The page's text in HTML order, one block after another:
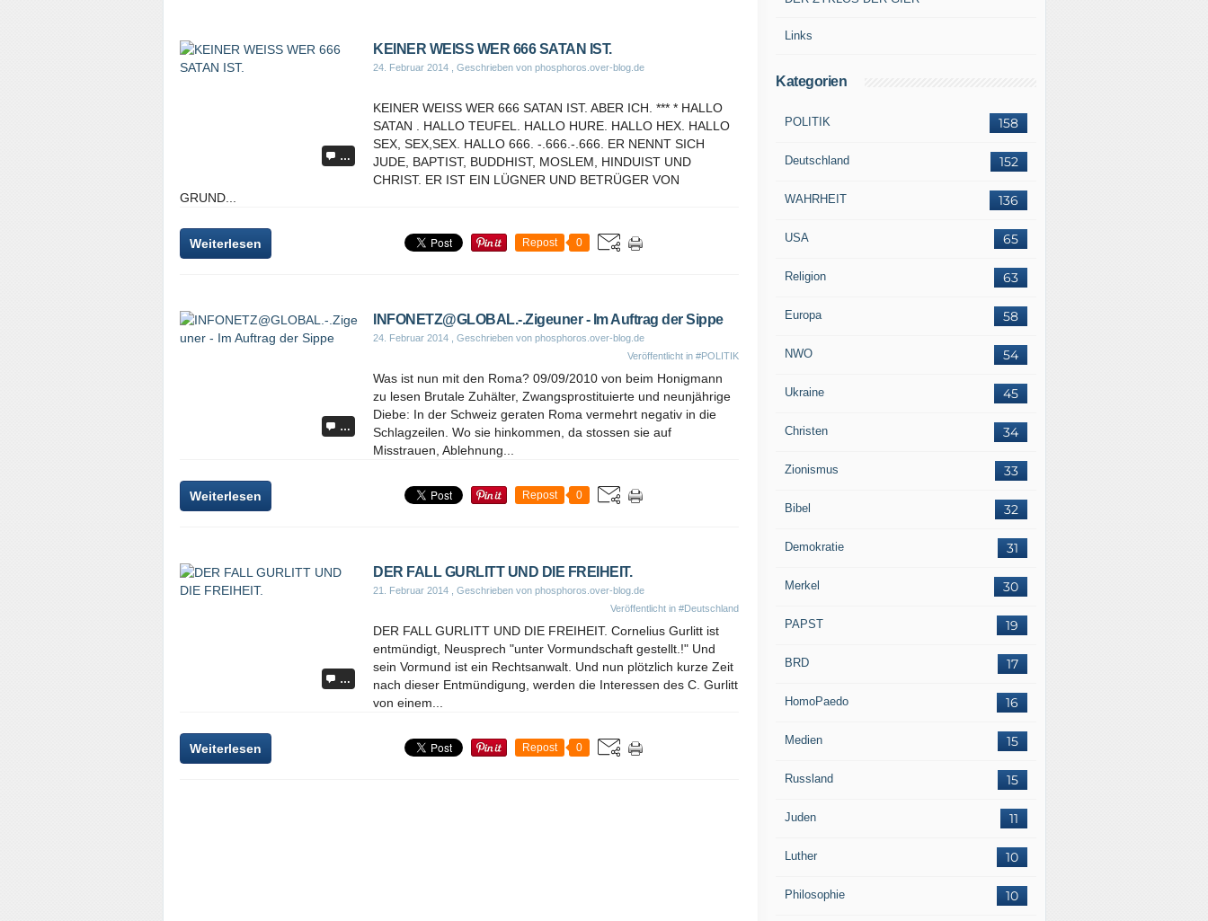
…
KEINER WEISS WER 666 SATAN IST.
24. Februar 2014 , Geschrieben von phosphoros.over-blog.de
KEINER WEISS WER 666 SATAN IST. ABER ICH. *** * HALLO
SATAN . HALLO TEUFEL. HALLO HURE. HALLO HEX. HALLO
SEX, SEX,SEX. HALLO 666. -.666.-.666. ER NENNT SICH
JUDE, BAPTIST, BUDDHIST, MOSLEM, HINDUIST UND
CHRIST. ER IST EIN LÜGNER UND BETRÜGER VON
GRUND...
Weiterlesen Repost 0
…
INFONETZ@GLOBAL.-.Zigeuner - Im Auftrag der Sippe
24. Februar 2014 , Geschrieben von phosphoros.over-blog.de
Veröffentlicht in #POLITIK
Was ist nun mit den Roma? 09/09/2010 von beim Honigmann
zu lesen Brutale Zuhälter, Zwangsprostituierte und neunjährige
Diebe: In der Schweiz geraten Roma vermehrt negativ in die
Schlagzeilen. Wo sie hinkommen, da stossen sie auf
Misstrauen, Ablehnung...
Weiterlesen Repost 0
…
DER FALL GURLITT UND DIE FREIHEIT.
21. Februar 2014 , Geschrieben von phosphoros.over-blog.de
Veröffentlicht in #Deutschland
DER FALL GURLITT UND DIE FREIHEIT. Cornelius Gurlitt ist
entmündigt, Neusprech "unter Vormundschaft gestellt.!" Und
sein Vormund ist ein Rechtsanwalt. Und nun plötzlich kurze Zeit
nach dieser Entmündigung, werden die Interessen des C. Gurlitt
von einem...
Weiterlesen Repost 0
Links
Kategorien
158
POLITIK
152
Deutschland
136
WAHRHEIT
65
USA
63
Religion
58
Europa
54
NWO
45
Ukraine
34
Christen
33
Zionismus
32
Bibel
31
Demokratie
30
Merkel
19
PAPST
17
BRD
16
HomoPaedo
15
Medien
15
Russland
11
Juden
10
Luther
10
Philosophie